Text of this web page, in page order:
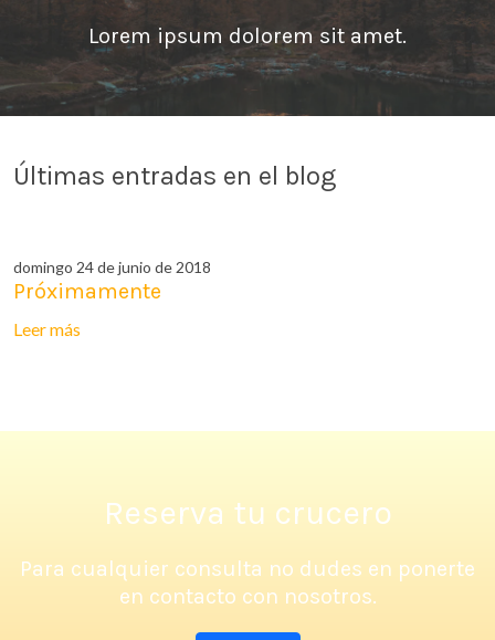
Lorem ipsum dolorem sit amet.
Últimas entradas en el blog
domingo 24 de junio de 2018
Próximamente
Leer más
Reserva tu crucero
Para cualquier consulta no dudes en ponerte
en contacto con nosotros.